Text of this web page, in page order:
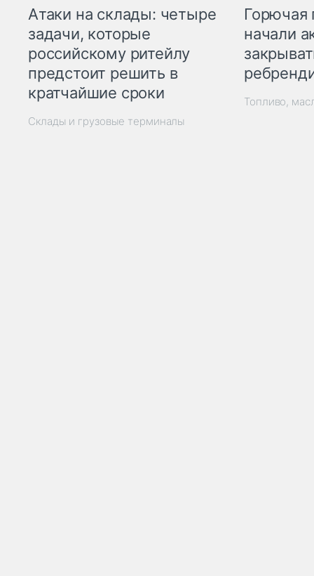
Атаки на склады: четыре
задачи, которые
российскому ритейлу
предстоит решить в
кратчайшие сроки
Склады и грузовые терминалы
Горючая
начали
Топливо,